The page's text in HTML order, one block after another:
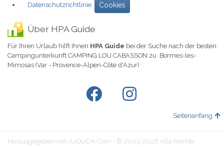
Datenschutzrichtlinie
Cookies
Über HPA Guide
Für Ihren Urlaub hilft Ihnen HPA Guide bei der Suche nach der besten
Campingunterkunft CAMPING LOU CABASSON zu Bormes-les-
Mimosas (Var - Provence-Alpen-Côte d'Azur)
Seitenanfang
Herausgegeben von AJOUDA.Com - © 2003-2026 Alle Rechte